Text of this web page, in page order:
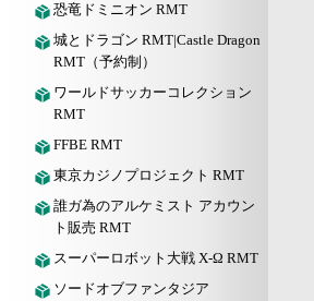
恐竜ドミニオン RMT
城とドラゴン RMT|Castle Dragon
RMT（予約制）
ワールドサッカーコレクション
RMT
FFBE RMT
東京カジノプロジェクト RMT
誰ガ為のアルケミスト アカウン
ト販売 RMT
スーパーロボット大戦 X-Ω RMT
ソードオブファンタジア